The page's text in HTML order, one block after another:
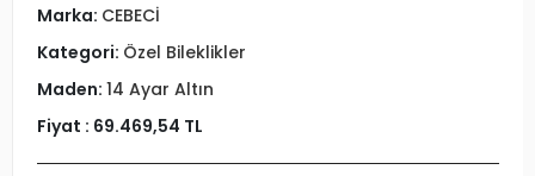
Marka: CEBECİ
Kategori: Özel Bileklikler
Maden: 14 Ayar Altın
Fiyat : 69.469,54 TL